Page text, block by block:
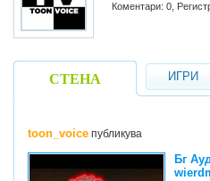
Коментари: 0,
СТЕНА ИГРИ
toon_voice публикува
Бг